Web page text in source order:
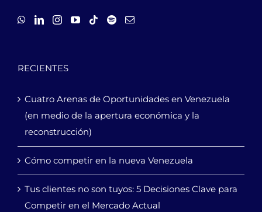
RECIENTES
Cuatro Arenas de Oportunidades en Venezuela
(en medio de la apertura económica y la
reconstrucción)
Cómo competir en la nueva Venezuela
Tus clientes no son tuyos: 5 Decisiones Clave para
Competir en el Mercado Actual